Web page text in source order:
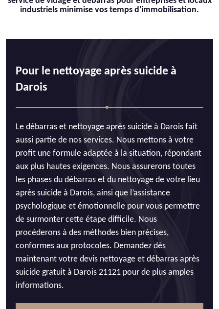
industriels minimise vos temps d'immobilisation.
Pour le nettoyage après suicide à
Darois
Le débarras et nettoyage après suicide à Darois fait
aussi partie de nos services. Nous mettons à votre
profit une formule adaptée à la situation, répondant
aux plus hautes exigences. Nous assurerons toutes
les phases du débarras et du nettoyage de votre lieu
après suicide à Darois, ainsi que l’assistance
psychologique et émotionnelle pour vous permettre
de surmonter cette étape difficile. Nous
procéderons à des méthodes bien précises,
conformes aux protocoles. Demandez dès
maintenant votre devis nettoyage et débarras après
suicide gratuit à Darois 21121 pour de plus amples
informations.